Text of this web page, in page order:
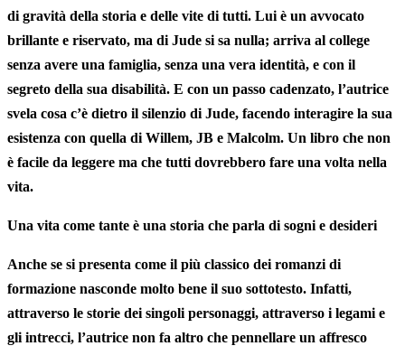
di gravità della storia e delle vite di tutti. Lui è un avvocato
brillante e riservato, ma di Jude si sa nulla; arriva al college
senza avere una famiglia, senza una vera identità, e con il
segreto della sua disabilità. E con un passo cadenzato, l’autrice
svela cosa c’è dietro il silenzio di Jude, facendo interagire la sua
esistenza con quella di Willem, JB e Malcolm. Un libro che non
è facile da leggere ma che tutti dovrebbero fare una volta nella
vita.
Una vita come tante è una storia che parla di sogni e desideri
Anche se si presenta come il più classico dei romanzi di
formazione nasconde molto bene il suo sottotesto. Infatti,
attraverso le storie dei singoli personaggi, attraverso i legami e
gli intrecci, l’autrice non fa altro che pennellare un affresco